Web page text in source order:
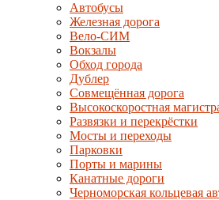
Автобусы
Железная дорога
Вело-СИМ
Вокзалы
Обход города
Дублер
Совмещённая дорога
Высокоскоростная
Развязки и перекрёстки
Мосты и переходы
Парковки
Порты и марины
Канатные дороги
Черноморская кольцевая